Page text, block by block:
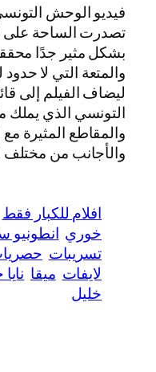
فيديو الوحش
تصدرت الساحة
بشكل مثير جدًا
والمتعة التي لا
ليضاف الفيلم إلى
التونسي الذي يملك
والمقاطع المثيرة مع
والأجانب من مختلف
افلام للكبار فقط
خوري انطونيو
تسريبات
لايفات ميقا
خليل